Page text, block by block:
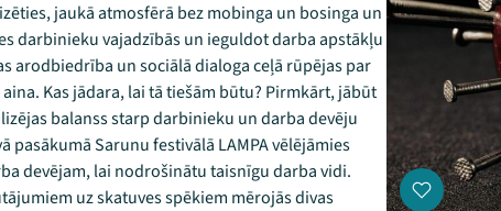
jaukā atmosfērā bez mobinga un bosinga un
darbinieku vajadzībās un ieguldot darba apstākļu
arodbiedrība un sociālā dialoga ceļā rūpējas par
Kas jādara, lai tā tiešām būtu? Pirmkārt, jābūt
balanss starp darbinieku un darba devēju
Sarunu festivālā LAMPA vēlējāmies
devējam, lai nodrošinātu taisnīgu darba vidi.
uz skatuves spēkiem mērojās divas